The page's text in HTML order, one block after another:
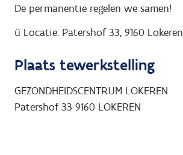
De permanentie regelen we samen!
ü Locatie: Patershof 33, 9160 Lokeren
Plaats tewerkstelling
GEZONDHEIDSCENTRUM LOKEREN
Patershof 33 9160 LOKEREN